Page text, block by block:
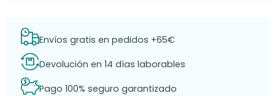
Envíos gratis en pedidos +65€
Devolución en 14 días laborables
Pago 100% seguro garantizado